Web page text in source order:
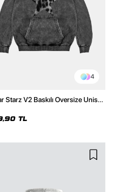
4
Starz V2 Baskılı Oversize Unisex
TL